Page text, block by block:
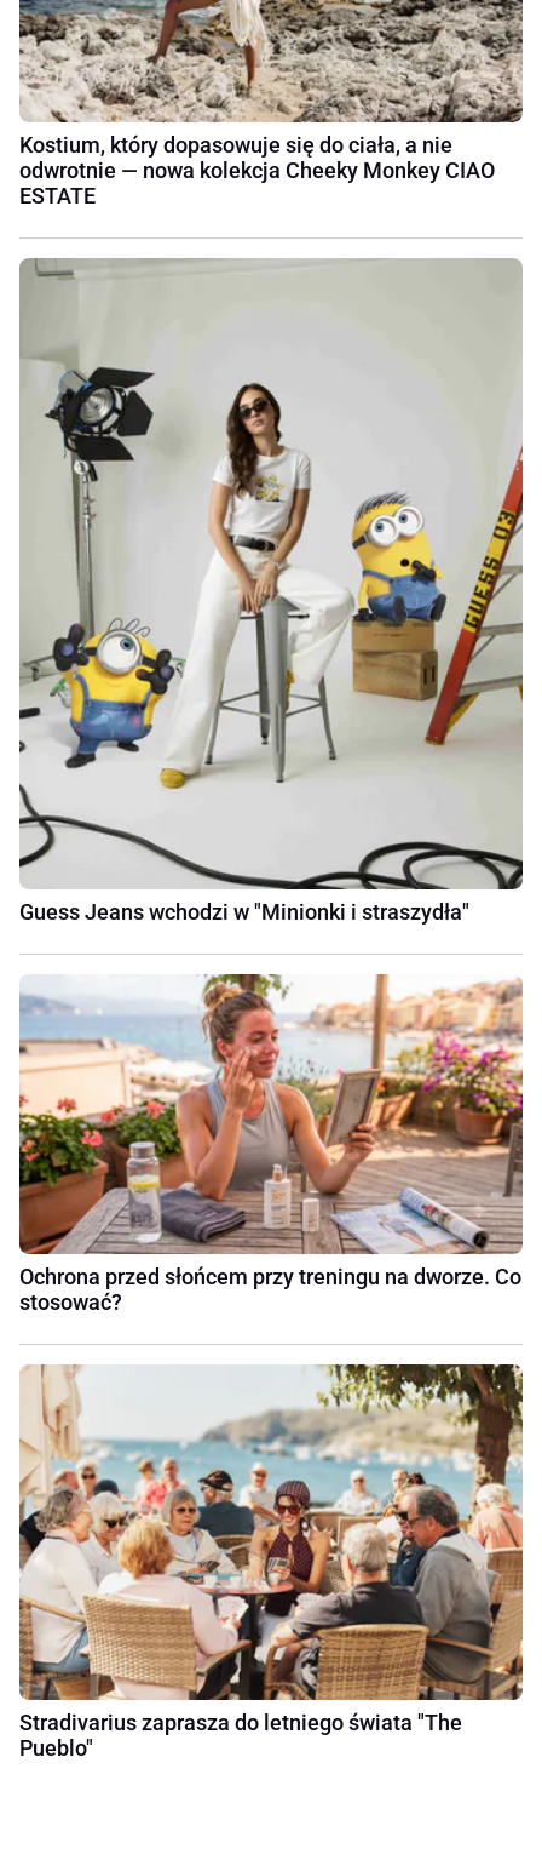
Kostium, który dopasowuje się do ciała, a nie
odwrotnie — nowa kolekcja Cheeky Monkey CIAO
ESTATE
Guess Jeans wchodzi w "Minionki i straszydła"
Ochrona przed słońcem przy treningu na dworze. Co
stosować?
Stradivarius zaprasza do letniego świata "The
Pueblo"